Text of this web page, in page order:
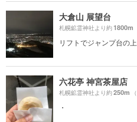
大倉山 展望台
札幌鉱霊神社より約1800m
リフトでジャンプ台の上
六花亭 神宮茶屋店
札幌鉱霊神社より約250m
・